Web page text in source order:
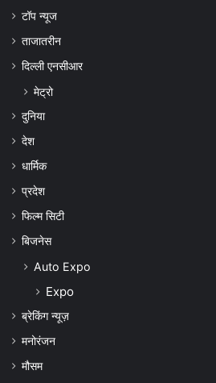
टॉप न्यूज
ताजातरीन
दिल्ली एनसीआर
मेट्रो
दुनिया
देश
धार्मिक
प्रदेश
फिल्म सिटी
बिजनेस
Auto Expo
Expo
ब्रेकिंग न्यूज़
मनोरंजन
मौसम